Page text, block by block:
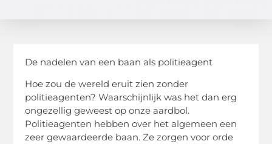
De nadelen van een baan als politieagent
Hoe zou de wereld eruit zien zonder
politieagenten? Waarschijnlijk was het dan erg
ongezellig geweest op onze aardbol.
Politieagenten hebben over het algemeen een
zeer gewaardeerde baan. Ze zorgen voor orde